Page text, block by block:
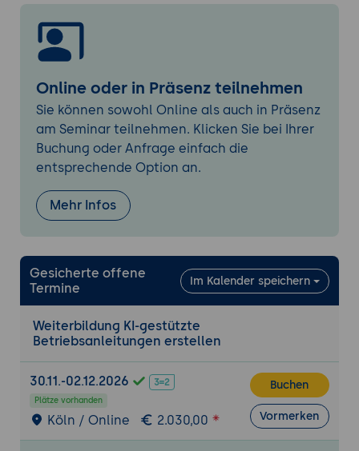
Modellen
Intelligente Personalisierung
Kontextsensitive Anpassung von Inhalten
Geräte- und nutzerspezifische
Variantenbildung
Adaptive Lernpfade für unterschiedliche
Nutzergruppen
Qualitätssicherung und Prüfung
Automatisierte Plausibilitätsprüfung von
KI-gestützte Normenkonformitäts-Checks
Kontinuierliche Verbesserung durch
Publishing und Distribution
Automatisiertes Multi-Channel-Publishing
KI-optimierte Suchfunktionen und
Online oder in Präsenz teilnehmen
Sie können sowohl Online als auch in Präsenz
am Seminar teilnehmen. Klicken Sie bei Ihrer
Buchung oder Anfrage einfach die
entsprechende Option an.
Mehr Infos
Gesicherte offene
Termine
Im Kalender speichern
Weiterbildung KI-gestützte
Betriebsanleitungen erstellen
30.11.-02.12.2026
Plätze vorhanden
Köln / Online 2.030,00
Buchen
Vormerken